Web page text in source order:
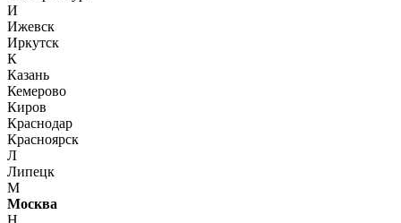
И
Ижевск
Иркутск
К
Казань
Кемерово
Киров
Краснодар
Красноярск
Л
Липецк
М
Москва